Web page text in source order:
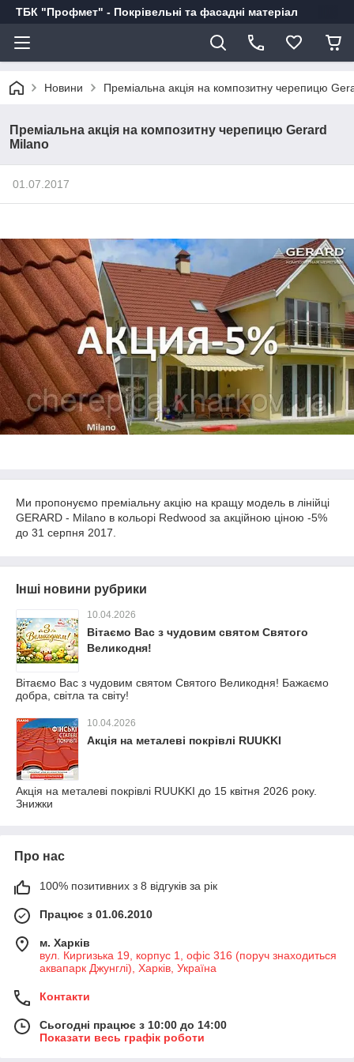
ТБК "Профмет" - Покрівельні та фасадні матеріал
Новини Преміальна акція на композитну черепицю
Преміальна акція на композитну черепицю Gerard
Milano
01.07.2017
Ми пропонуємо преміальну акцію на кращу модель в лінійці
GERARD - Milano в кольорі Redwood за акційною ціною -5%
до 31 серпня 2017.
Інші новини рубрики
10.04.2026
Вітаємо Вас з чудовим святом Святого
Великодня!
Вітаємо Вас з чудовим святом Святого Великодня! Бажаємо
добра, світла та світу!
10.04.2026
Акція на металеві покрівлі RUUKKI
Акція на металеві покрівлі RUUKKI до 15 квітня 2026 року.
Знижки
Про нас
100% позитивних з 8 відгуків за рік
Працює з 01.06.2010
м. Харків
вул. Киргизька 19, корпус 1, офіс 316 (поруч знаходиться
аквапарк Джунглі), Харків, Україна
Контакти
Сьогодні працює з 10:00 до 14:00
Показати весь графік роботи